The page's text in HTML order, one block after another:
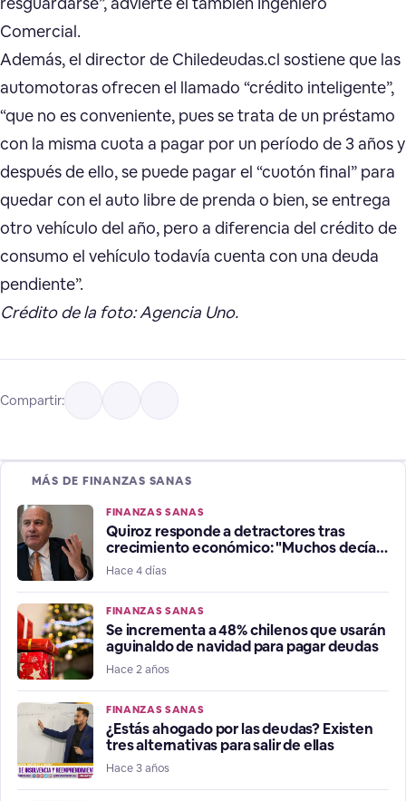
Comercial.
Además, el director de Chiledeudas.cl sostiene que las
automotoras ofrecen el llamado “crédito inteligente”,
“que no es conveniente, pues se trata de un préstamo
con la misma cuota a pagar por un período de 3 años y
después de ello, se puede pagar el “cuotón final” para
quedar con el auto libre de prenda o bien, se entrega
otro vehículo del año, pero a diferencia del crédito de
consumo el vehículo todavía cuenta con una deuda
pendiente”.
Crédito de la foto: Agencia Uno.
Compartir:
MÁS DE FINANZAS SANAS
FINANZAS SANAS
Quiroz responde a detractores tras
crecimiento económico: "Muchos decían
que estábamos en recesión"
Hace 4 días
FINANZAS SANAS
Se incrementa a 48% chilenos que usarán
aguinaldo de navidad para pagar deudas
Hace 2 años
FINANZAS SANAS
¿Estás ahogado por las deudas? Existen
tres alternativas para salir de ellas
Hace 3 años